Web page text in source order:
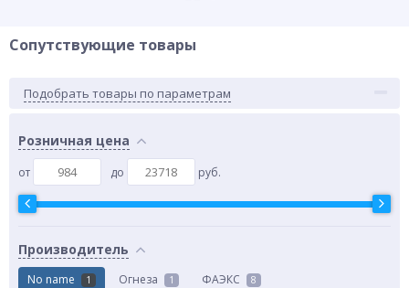
Сопутствующие товары
Подобрать товары по параметрам
Розничная цена
от до руб.
Производитель
No name 1 Огнеза 1 ФАЭКС 8